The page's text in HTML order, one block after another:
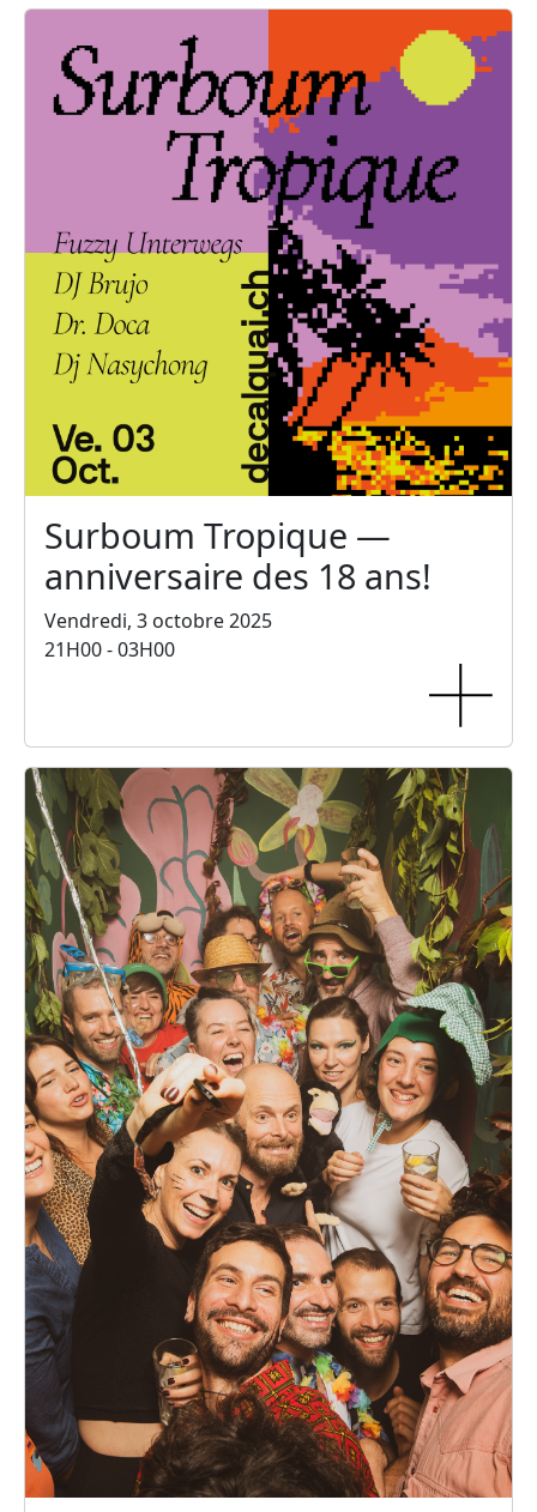
Surboum Tropique —
anniversaire des 18 ans!
Vendredi, 3 octobre 2025
21H00 - 03H00